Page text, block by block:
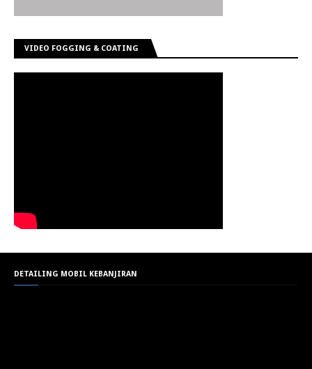
VIDEO FOGGING & COATING
DETAILING MOBIL KEBANJIRAN